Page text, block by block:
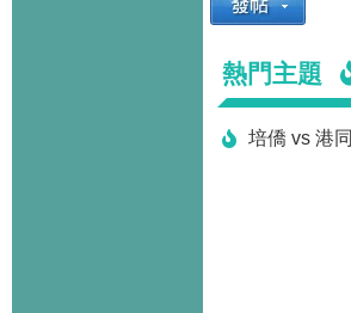
熱門主題
培僑 vs 港同